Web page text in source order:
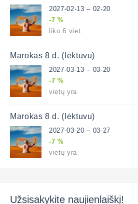
2027-02-13 – 02-20
-7 %
liko 6 viet.
Marokas 8 d. (lėktuvu)
2027-03-13 – 03-20
-7 %
vietų yra
Marokas 8 d. (lėktuvu)
2027-03-20 – 03-27
-7 %
vietų yra
Užsisakykite naujienlaiškį!